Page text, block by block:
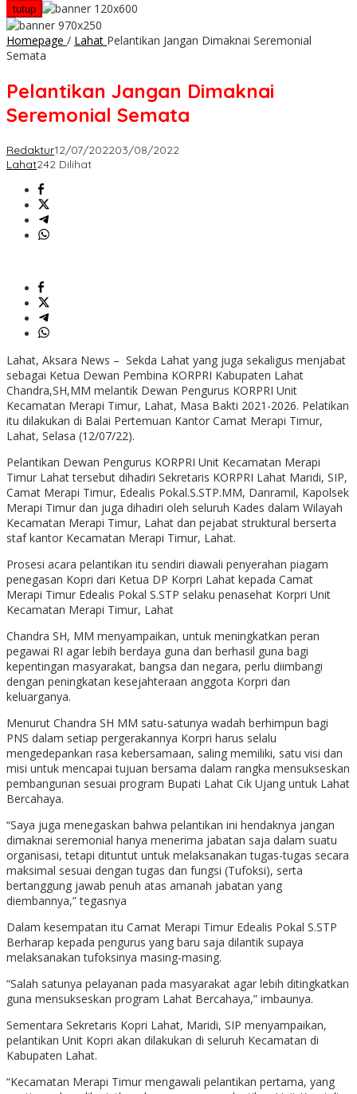
tutup
Homepage / Lahat Pelantikan Jangan Dimaknai Seremonial
Semata
Pelantikan Jangan Dimaknai
Seremonial Semata
Redaktur12/07/202203/08/2022
Lahat242 Dilihat
Lahat, Aksara News – Sekda Lahat yang juga sekaligus menjabat
sebagai Ketua Dewan Pembina KORPRI Kabupaten Lahat
Chandra,SH,MM melantik Dewan Pengurus KORPRI Unit
Kecamatan Merapi Timur, Lahat, Masa Bakti 2021-2026. Pelatikan
itu dilakukan di Balai Pertemuan Kantor Camat Merapi Timur,
Lahat, Selasa (12/07/22).
Pelantikan Dewan Pengurus KORPRI Unit Kecamatan Merapi
Timur Lahat tersebut dihadiri Sekretaris KORPRI Lahat Maridi, SIP,
Camat Merapi Timur, Edealis Pokal.S.STP.MM, Danramil, Kapolsek
Merapi Timur dan juga dihadiri oleh seluruh Kades dalam Wilayah
Kecamatan Merapi Timur, Lahat dan pejabat struktural berserta
staf kantor Kecamatan Merapi Timur, Lahat.
Prosesi acara pelantikan itu sendiri diawali penyerahan piagam
penegasan Kopri dari Ketua DP Korpri Lahat kepada Camat
Merapi Timur Edealis Pokal S.STP selaku penasehat Korpri Unit
Kecamatan Merapi Timur, Lahat
Chandra SH, MM menyampaikan, untuk meningkatkan peran
pegawai RI agar lebih berdaya guna dan berhasil guna bagi
kepentingan masyarakat, bangsa dan negara, perlu diimbangi
dengan peningkatan kesejahteraan anggota Korpri dan
keluarganya.
Menurut Chandra SH MM satu-satunya wadah berhimpun bagi
PNS dalam setiap pergerakannya Korpri harus selalu
mengedepankan rasa kebersamaan, saling memiliki, satu visi dan
misi untuk mencapai tujuan bersama dalam rangka mensukseskan
pembangunan sesuai program Bupati Lahat Cik Ujang untuk Lahat
Bercahaya.
“Saya juga menegaskan bahwa pelantikan ini hendaknya jangan
dimaknai seremonial hanya menerima jabatan saja dalam suatu
organisasi, tetapi dituntut untuk melaksanakan tugas-tugas secara
maksimal sesuai dengan tugas dan fungsi (Tufoksi), serta
bertanggung jawab penuh atas amanah jabatan yang
diembannya,” tegasnya
Dalam kesempatan itu Camat Merapi Timur Edealis Pokal S.STP
Berharap kepada pengurus yang baru saja dilantik supaya
melaksanakan tufoksinya masing-masing.
“Salah satunya pelayanan pada masyarakat agar lebih ditingkatkan
guna mensukseskan program Lahat Bercahaya,” imbaunya.
Sementara Sekretaris Kopri Lahat, Maridi, SIP menyampaikan,
pelantikan Unit Kopri akan dilakukan di seluruh Kecamatan di
Kabupaten Lahat.
“Kecamatan Merapi Timur mengawali pelantikan pertama, yang